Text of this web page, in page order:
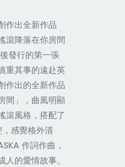
作出全新作品
滾降落在你房間
發行的第一張
重其事的遠赴英
作出的全新作品
間」，曲風明顯
滾風格，搭配了
感覺格外清
作詞作曲，
的愛情故事。